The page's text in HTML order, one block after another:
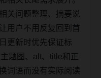
关问题整理、摘要说
用户不用反复回到首
更新时优先保证标
题图、alt、title和正
词语而没有实际阅读